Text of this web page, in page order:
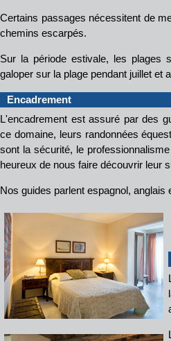
Certains passages nécessitent de
chemins escarpés.
Sur la période estivale, les plages
galoper sur la plage pendant juillet et
Encadrement
L'encadrement est assuré par des
ce domaine, leurs randonnées
sont la sécurité, le
heureux de nous faire découvrir leur
Nos guides parlent espagnol,